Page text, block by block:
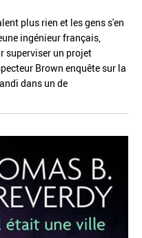
avancée
plus rien et les gens s'en
ingénieur français,
superviser un projet
Brown enquête sur la
dans un de